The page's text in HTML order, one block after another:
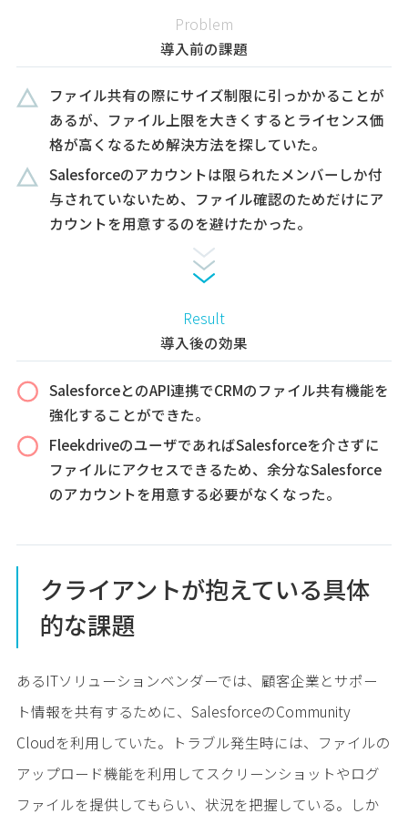
Problem
導入前の課題
ファイル共有の際にサイズ制限に引っかかることが
あるが、ファイル上限を大きくするとライセンス価
格が高くなるため解決方法を探していた。
Salesforceのアカウントは限られたメンバーしか付
与されていないため、ファイル確認のためだけにア
カウントを用意するのを避けたかった。
Result
導入後の効果
SalesforceとのAPI連携でCRMのファイル共有機能を
強化することができた。
FleekdriveのユーザであればSalesforceを介さずに
ファイルにアクセスできるため、余分なSalesforce
のアカウントを用意する必要がなくなった。
クライアントが抱えている具体
的な課題
あるITソリューションベンダーでは、顧客企業とサポー
ト情報を共有するために、SalesforceのCommunity
Cloudを利用していた。トラブル発生時には、ファイルの
アップロード機能を利用してスクリーンショットやログ
ファイルを提供してもらい、状況を把握している。しか